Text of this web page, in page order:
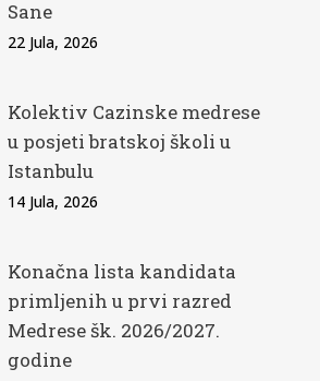
Sane
22 Jula, 2026
Kolektiv Cazinske medrese
u posjeti bratskoj školi u
Istanbulu
14 Jula, 2026
Konačna lista kandidata
primljenih u prvi razred
Medrese šk. 2026/2027.
godine